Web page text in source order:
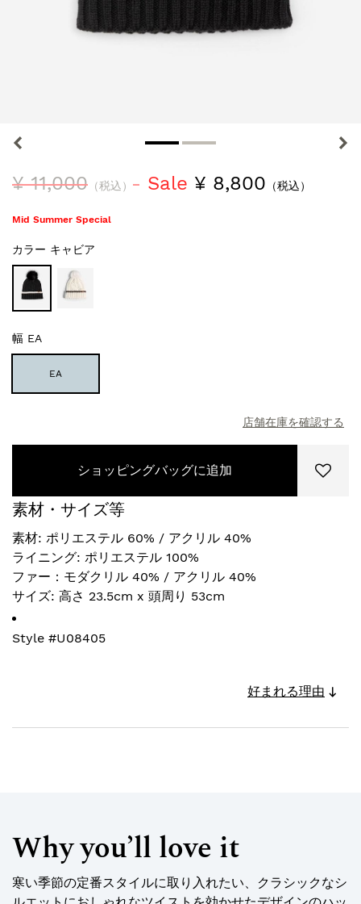
¥ 11,000 （税込） Sale ¥ 8,800 （税込）
Mid Summer Special
カラー キャビア
幅 EA
EA
店舗在庫を確認する
ショッピングバッグに追加
素材・サイズ等
素材: ポリエステル 60% / アクリル 40%
ライニング: ポリエステル 100%
ファー：モダクリル 40% / アクリル 40%
サイズ: 高さ 23.5cm x 頭周り 53cm
Style #U08405
好まれる理由
Why you’ll love it
寒い季節の定番スタイルに取り入れたい、クラシックなシ